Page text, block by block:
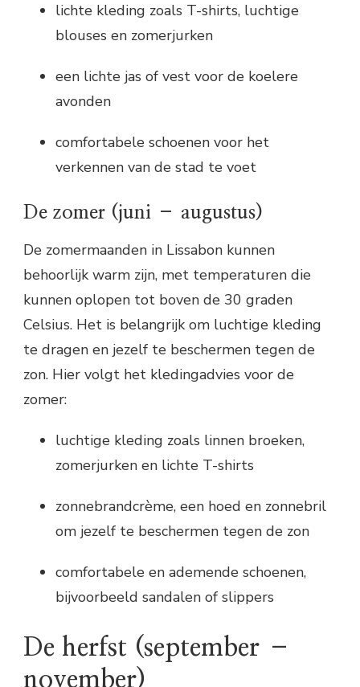
lichte kleding zoals T-shirts, luchtige
blouses en zomerjurken
een lichte jas of vest voor de koelere
avonden
comfortabele schoenen voor het
verkennen van de stad te voet
De zomer (juni – augustus)
De zomermaanden in Lissabon kunnen
behoorlijk warm zijn, met temperaturen die
kunnen oplopen tot boven de 30 graden
Celsius. Het is belangrijk om luchtige kleding
te dragen en jezelf te beschermen tegen de
zon. Hier volgt het kledingadvies voor de
zomer:
luchtige kleding zoals linnen broeken,
zomerjurken en lichte T-shirts
zonnebrandcrème, een hoed en zonnebril
om jezelf te beschermen tegen de zon
comfortabele en ademende schoenen,
bijvoorbeeld sandalen of slippers
De herfst (september –
november)